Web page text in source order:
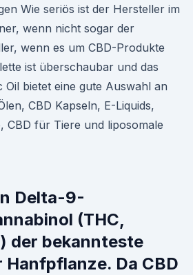
Wie seriös ist der Hersteller im
wenn nicht sogar der
wenn es um CBD-Produkte
ist überschaubar und das
bietet eine gute Auswahl an
CBD Kapseln, E-Liquids,
CBD für Tiere und liposomale
Delta-9-
(THC,
der bekannteste
Da CBD